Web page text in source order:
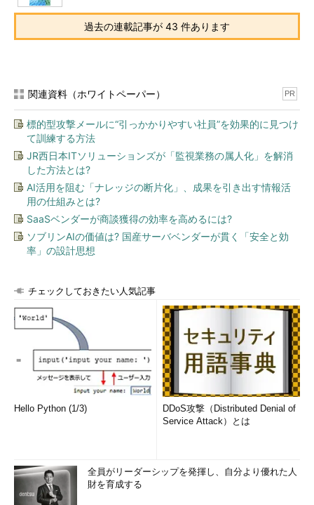
過去の連載記事が 43 件あります
関連資料（ホワイトペーパー） PR
標的型攻撃メールに“引っかかりやすい社員”を効果的に見つけ
て訓練する方法
JR西日本ITソリューションズが「監視業務の属人化」を解消
した方法とは?
AI活用を阻む「ナレッジの断片化」、成果を引き出す情報活
用の仕組みとは?
SaaSベンダーが商談獲得の効率を高めるには?
ソブリンAIの価値は? 国産サーバベンダーが貫く「安全と効
率」の設計思想
チェックしておきたい人気記事
Hello Python (1/3)
DDoS攻撃（Distributed Denial of
Service Attack）とは
全員がリーダーシップを発揮し、自分より優れた人
財を育成する